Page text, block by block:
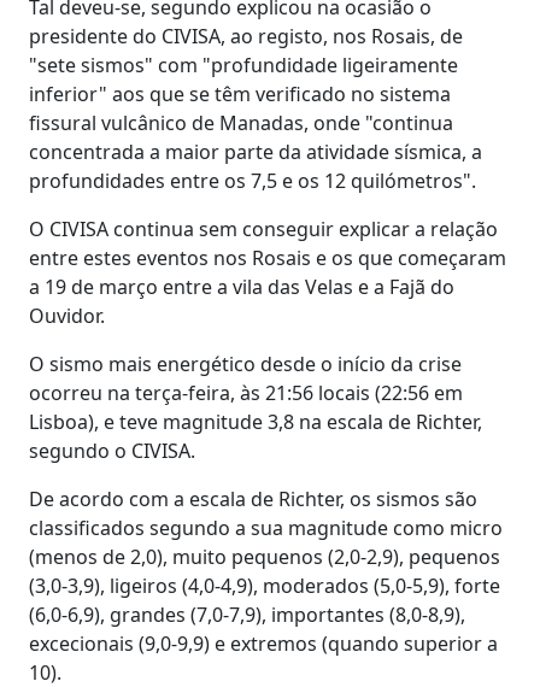
Tal deveu-se, segundo explicou na ocasião o
presidente do CIVISA, ao registo, nos Rosais, de
"sete sismos" com "profundidade ligeiramente
inferior" aos que se têm verificado no sistema
fissural vulcânico de Manadas, onde "continua
concentrada a maior parte da atividade sísmica, a
profundidades entre os 7,5 e os 12 quilómetros".
O CIVISA continua sem conseguir explicar a relação
entre estes eventos nos Rosais e os que começaram
a 19 de março entre a vila das Velas e a Fajã do
Ouvidor.
O sismo mais energético desde o início da crise
ocorreu na terça-feira, às 21:56 locais (22:56 em
Lisboa), e teve magnitude 3,8 na escala de Richter,
segundo o CIVISA.
De acordo com a escala de Richter, os sismos são
classificados segundo a sua magnitude como micro
(menos de 2,0), muito pequenos (2,0-2,9), pequenos
(3,0-3,9), ligeiros (4,0-4,9), moderados (5,0-5,9), forte
(6,0-6,9), grandes (7,0-7,9), importantes (8,0-8,9),
excecionais (9,0-9,9) e extremos (quando superior a
10).